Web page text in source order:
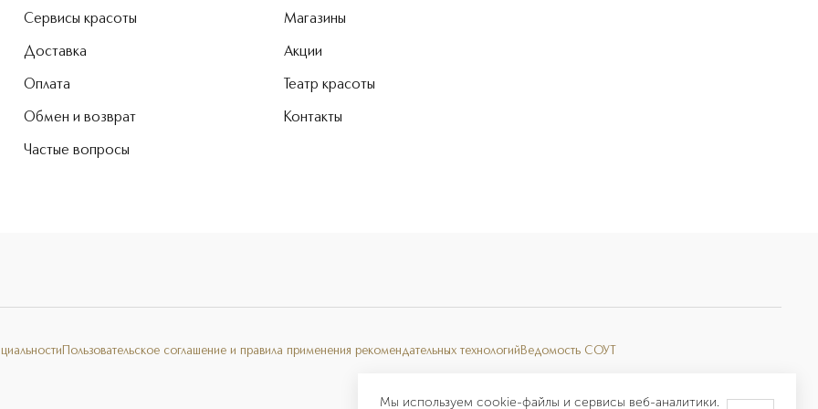
Мы используем cookie-файлы и сервисы веб-аналитики.
Сервисы красоты
Доставка
Оплата
Обмен и возврат
Частые вопросы
Магазины
Акции
Театр красоты
Контакты
Пользовательское соглашение и правила применения рекомендательных технологий Ведомость СОУТ